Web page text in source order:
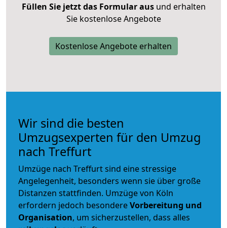
Füllen Sie jetzt das Formular ausund erhalten
Sie kostenlose Angebote
Kostenlose Angebote erhalten
Wir sind die besten
Umzugsexperten für den Umzug
nach Treffurt
Umzüge nach Treffurt sind eine stressige
Angelegenheit, besonders wenn sie über große
Distanzen stattfinden. Umzüge von Köln
erfordern jedoch besondereVorbereitung und
Organisation, um sicherzustellen, dass alles